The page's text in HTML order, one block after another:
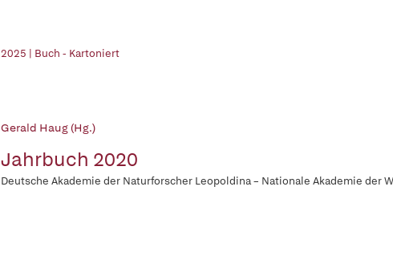
2025 | Buch - Kartoniert
Gerald Haug (Hg.)
Jahrbuch 2020
Deutsche Akademie der Naturforscher Leopoldina – Nationale Akademie der